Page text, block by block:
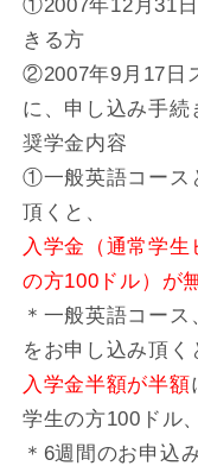
①2007年12月31
きる方
②2007年9月17日
に、申し込み手続
奨学金内容
①一般英語コース
頂くと、
入学金（通常学
の方100ドル）が
＊一般英語コー
をお申し込み頂く
入学金半額が半額
学生の方100ドル
＊6週間のお申込